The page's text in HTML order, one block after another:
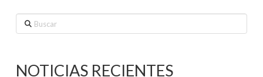
Buscar
NOTICIAS RECIENTES